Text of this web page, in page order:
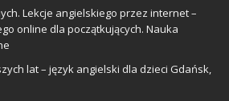
Lekcje angielskiego przez internet –
online dla początkujących. Nauka
lat – język angielski dla dzieci Gdańsk,